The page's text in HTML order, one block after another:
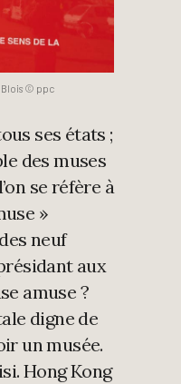
© ppc
ses états ;
des muses
se réfère à
»
neuf
aux
amuse ?
digne de
un musée.
Hong Kong